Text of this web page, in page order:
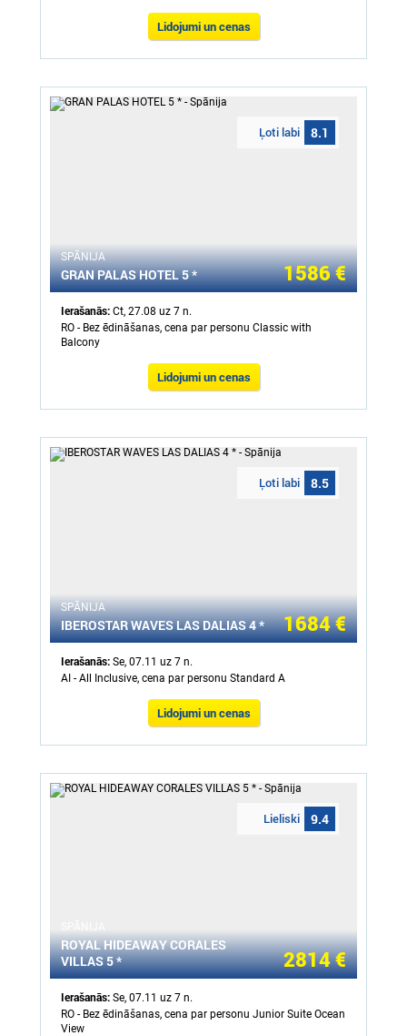
Lidojumi un cenas
Ļoti labi 8.1
SPĀNIJA
GRAN PALAS HOTEL 5 * 1586 €
Ierašanās: Ct, 27.08 uz 7 n.
RO - Bez ēdināšanas, cena par personu Classic with
Balcony
Lidojumi un cenas
Ļoti labi 8.5
SPĀNIJA
IBEROSTAR WAVES LAS DALIAS 4 * 1684 €
Ierašanās: Se, 07.11 uz 7 n.
AI - All Inclusive, cena par personu Standard A
Lidojumi un cenas
Lieliski 9.4
ROYAL HIDEAWAY CORALES
VILLAS 5 *
2814 €
Ierašanās: Se, 07.11 uz 7 n.
RO - Bez ēdināšanas, cena par personu Junior Suite Ocean
View